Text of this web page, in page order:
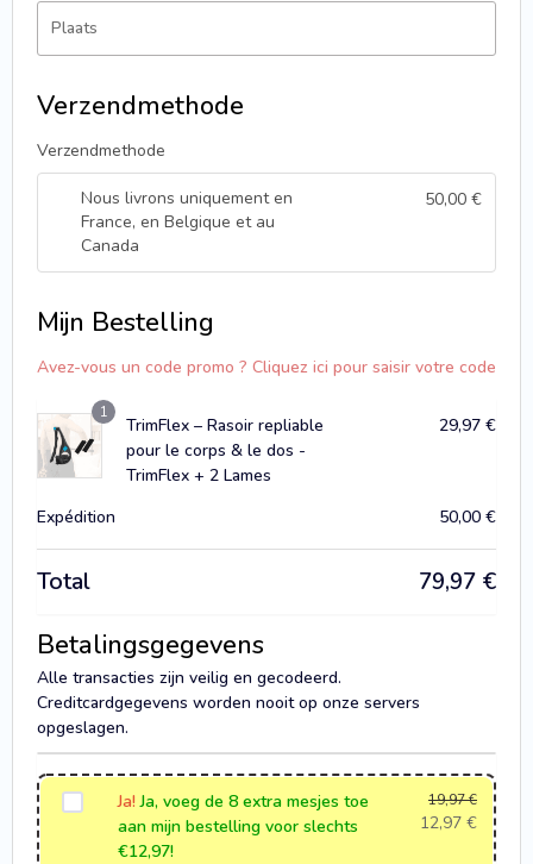
Plaats
Verzendmethode
Verzendmethode
Nous livrons uniquement en
France, en Belgique et au
Canada
50,00 €
Mijn Bestelling
Avez-vous un code promo ? Cliquez ici pour saisir votre code
1
TrimFlex – Rasoir repliable
pour le corps & le dos -
TrimFlex + 2 Lames
29,97 €
Expédition 50,00 €
Total 79,97 €
Betalingsgegevens
Alle transacties zijn veilig en gecodeerd.
Creditcardgegevens worden nooit op onze servers
opgeslagen.
Ja! Ja, voeg de 8 extra mesjes toe
aan mijn bestelling voor slechts
€12,97!
19,97€
12,97 €